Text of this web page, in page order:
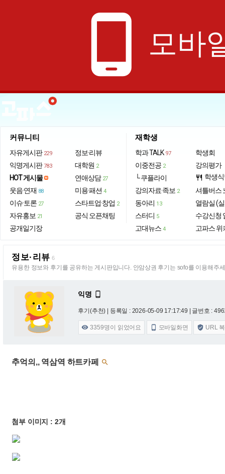
phone_android 모바
커뮤니티
자유게시판 229
익명게시판 783
HOT 게시물
웃음·연재 88
이슈·토론 27
자유홍보 21
공개일기장
정보·리뷰
대학원 2
연애상담 27
미용·패션 4
스타트업·창업 2
공식 오픈채팅
재학생
학과 TALK 97
이중전공 2
└ 쿠플라이
강의자료·족보 2
동아리 13
스터디 5
고대뉴스 4
학생회
강의평가
restaurant 학생
셔틀버스
열람실 (
수강신청
고파스 위
정보·리뷰 6
유용한 정보와 후기를 공유하는 게시판입니다. 안암상권 후기는 sofo를 이용해주
익명 
후기(추천) | 등록일 : 2026-05-09 17:17:49 | 글번호 :
 3359명이 읽었어요  모바일화면  URL
추억의,, 역삼역 하트카페 
첨부 이미지 : 2개